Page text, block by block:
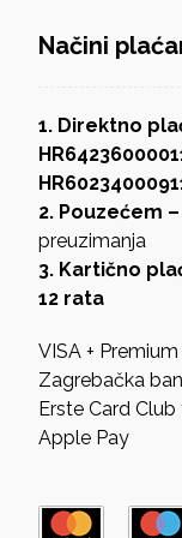
Načini
1. Direktno
2. Pouzećem
preuzimanja
3. Kartično
12 rata
VISA +
Zagrebačka
Erste Card
Apple Pay